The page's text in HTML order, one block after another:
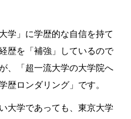
学」に学歴的な自信を持て
歴を「補強」しているので
、「超一流大学の大学院へ
歴ロンダリング」です。
大学であっても、東京大学